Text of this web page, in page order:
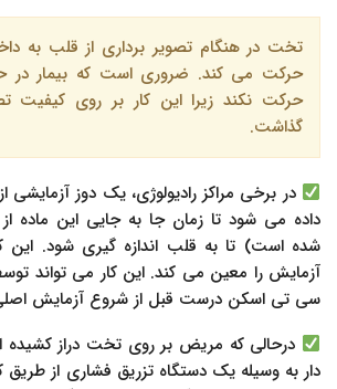
تخت در هنگام تصویر برداری از قلب به
حرکت می کند. ضروری است که بیمار در
حرکت نکند زیرا این کار بر روی کیفیت
گذاشت.
در برخی مراکز رادیولوژی، یک دوز آزمایشی
داده می شود تا زمان جا به جایی این ماده از
شده است) تا به قلب اندازه گیری شود. این
آزمایش را معین می کند. این کار می تواند
سی تی اسکن درست قبل از شروع آزمایش
درحالی که مریض بر روی تخت دراز
دار به وسیله یک دستگاه تزریق فشاری از طریق